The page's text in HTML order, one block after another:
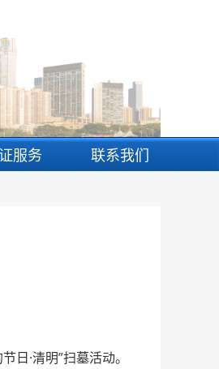
服务
联系我们
·清明”扫墓活动。